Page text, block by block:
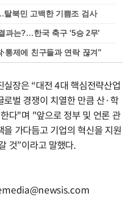
북민 고백한 기쁨조 검사
과는?…한국 축구 '5승 2무'
통제에 친구들과 연락 끊겨"
장은 “대전 4대 핵심전략산업
로벌 경쟁이 치열한 만큼 산·학
다"며 "앞으로 정부 및 언론 관
가다듬고 기업의 혁신을 지원
것”이라고 말했다.